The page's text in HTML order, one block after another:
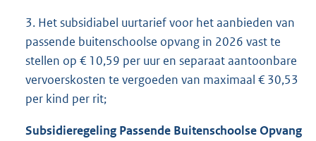
3. Het subsidiabel uurtarief voor het aanbieden van
passende buitenschoolse opvang in 2026 vast te
stellen op € 10,59 per uur en separaat aantoonbare
vervoerskosten te vergoeden van maximaal € 30,53
per kind per rit;
Subsidieregeling Passende Buitenschoolse Opvang